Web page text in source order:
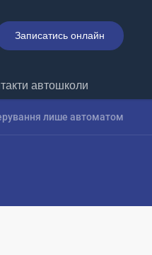
Записатись онлайн
автошколи
лише автоматом